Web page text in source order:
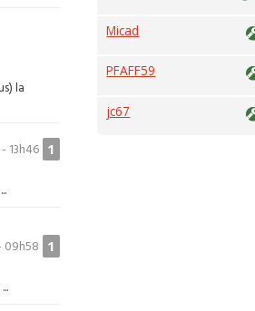
la
1
13h46
1
09h58
Micad
PFAFF59
jc67